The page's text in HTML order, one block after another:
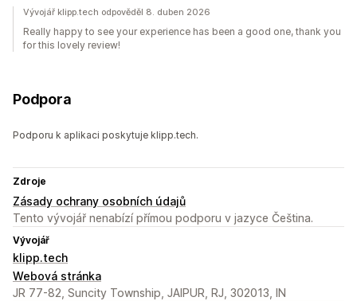
Vývojář klipp.tech odpověděl 8. duben 2026
Really happy to see your experience has been a good one, thank you
for this lovely review!
Podpora
Podporu k aplikaci poskytuje klipp.tech.
Zdroje
Zásady ochrany osobních údajů
Tento vývojář nenabízí přímou podporu v jazyce Čeština.
Vývojář
klipp.tech
Webová stránka
JR 77-82, Suncity Township, JAIPUR, RJ, 302013, IN